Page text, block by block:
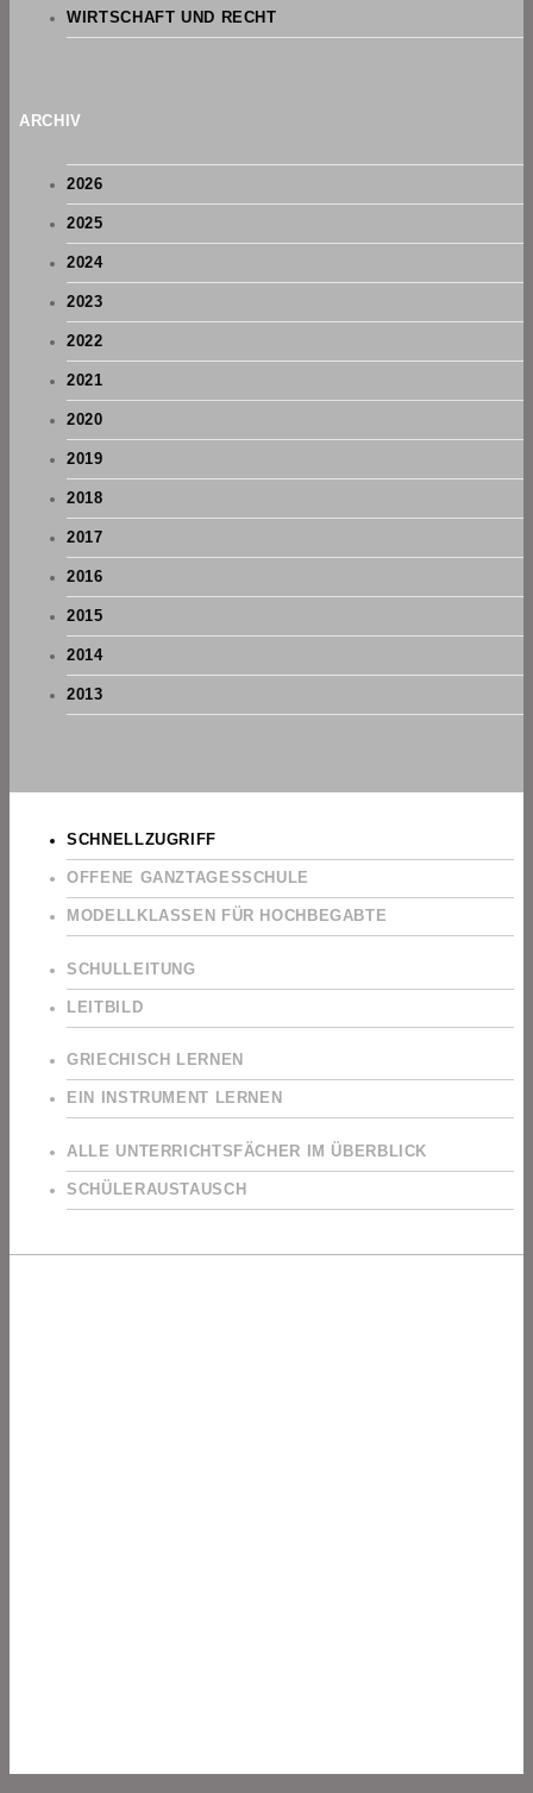
WIRTSCHAFT UND RECHT
ARCHIV
2026
2025
2024
2023
2022
2021
2020
2019
2018
2017
2016
2015
2014
2013
SCHNELLZUGRIFF
OFFENE GANZTAGESSCHULE
MODELLKLASSEN FÜR HOCHBEGABTE
SCHULLEITUNG
LEITBILD
GRIECHISCH LERNEN
EIN INSTRUMENT LERNEN
ALLE UNTERRICHTSFÄCHER IM ÜBERBLICK
SCHÜLERAUSTAUSCH